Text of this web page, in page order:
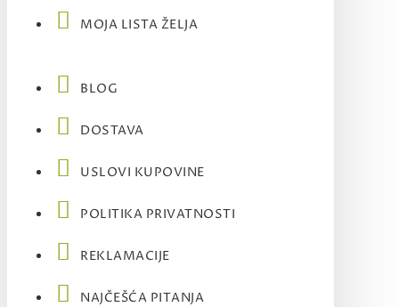
MOJA LISTA ŽELJA
BLOG
DOSTAVA
USLOVI KUPOVINE
POLITIKA PRIVATNOSTI
REKLAMACIJE
NAJČEŠĆA PITANJA